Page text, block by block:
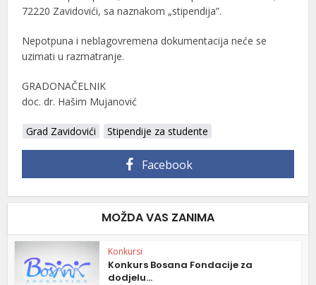
72220 Zavidovići, sa naznakom „stipendija”.
Nepotpuna i neblagovremena dokumentacija neće se
uzimati u razmatranje.
GRADONAČELNIK
doc. dr. Hašim Mujanović
Grad Zavidovići Stipendije za studente
Facebook
MOŽDA VAS ZANIMA
Konkursi
Konkurs Bosana Fondacije za
dodjelu...